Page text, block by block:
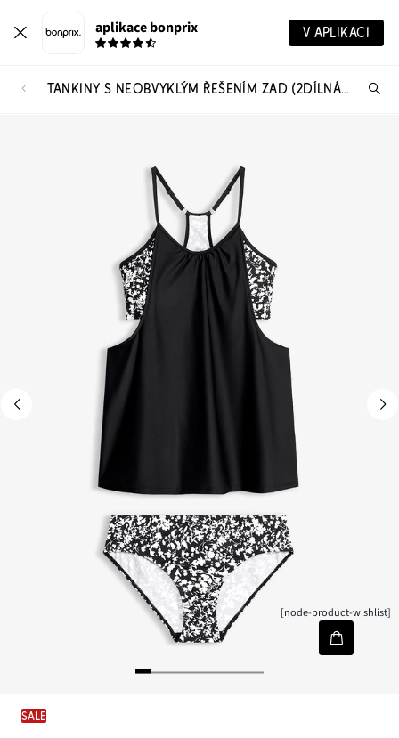
aplikace bonprix V APLIKACI
TANKINY S NEOBVYKLÝM ŘEŠENÍM ZAD (2DÍLNÁ SOUPRAVA)
[node-product-wishlist]
SALE